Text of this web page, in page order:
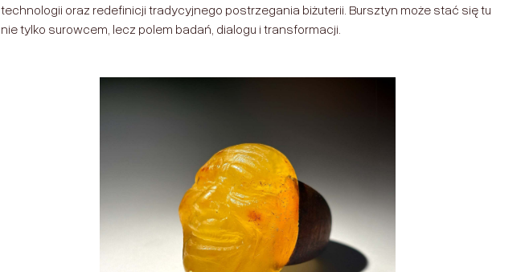
technologii oraz redefinicji tradycyjnego postrzegania biżuterii. Bursztyn może stać się tu
nie tylko surowcem, lecz polem badań, dialogu i transformacji.